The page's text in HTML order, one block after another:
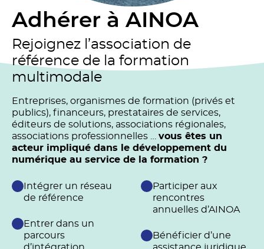
Adhérer à AINOA
Rejoignez l’association de
référence de la formation
multimodale
Entreprises, organismes de formation (privés et
publics), financeurs, prestataires de services,
éditeurs de solutions, associations régionales,
associations professionnelles … vous êtes un
acteur impliqué dans le développement du
numérique au service de la formation ?
Intégrer un réseau
de référence
Entrer dans un
parcours
d’intégration
Participer aux
rencontres
annuelles d’AINOA
Bénéficier d’une
assistance juridique